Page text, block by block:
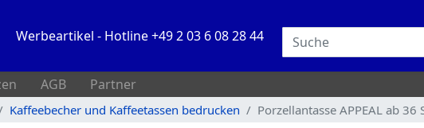
Werbeartikel - Hotline +49 2 03 6 08 28 44
AGB Partner
Kaffeebecher und Kaffeetassen bedrucken Porzellantasse APPEAL ab 36